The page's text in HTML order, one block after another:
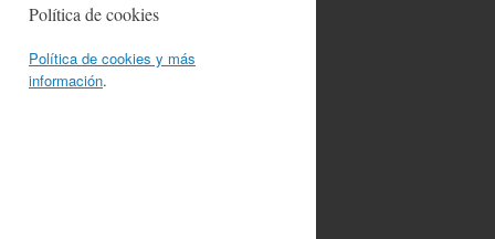
Política de cookies
Política de cookies y más
información.